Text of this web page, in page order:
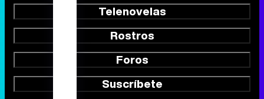
Telenovelas
Rostros
Foros
Suscríbete